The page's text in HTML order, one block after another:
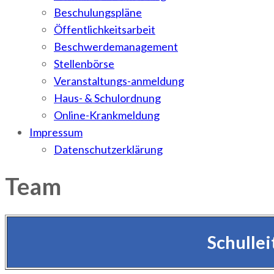
Beschulungspläne
Öffentlichkeitsarbeit
Beschwerdemanagement
Stellenbörse
Veranstaltungs-anmeldung
Haus- & Schulordnung
Online-Krankmeldung
Impressum
Datenschutzerklärung
Team